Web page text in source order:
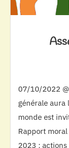
07/10/2022
générale aura
monde est
Rapport
2023 :